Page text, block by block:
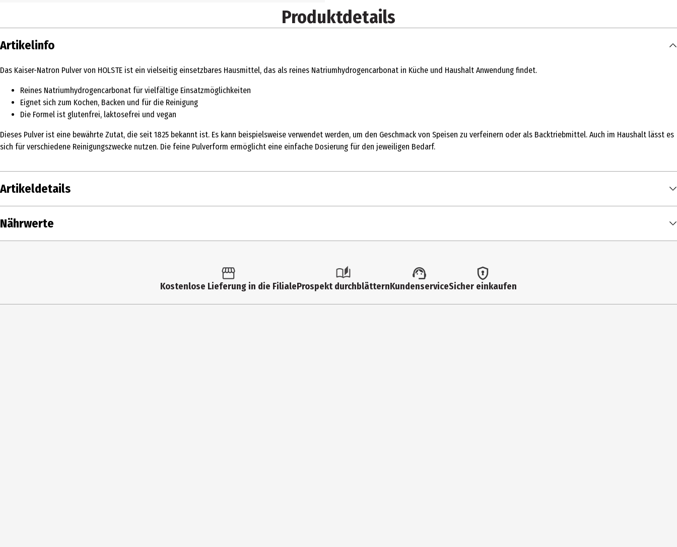
Produktdetails
Artikelinfo
Das Kaiser-Natron Pulver von HOLSTE ist ein vielseitig einsetzbares Hausmittel, das als reines Natriumhydrogencarbonat in Küche und Haushalt Anwendung findet.
Reines Natriumhydrogencarbonat für vielfältige Einsatzmöglichkeiten
Eignet sich zum Kochen, Backen und für die Reinigung
Die Formel ist glutenfrei, laktosefrei und vegan
Dieses Pulver ist eine bewährte Zutat, die seit 1825 bekannt ist. Es kann beispielsweise verwendet werden, um den Geschmack von Speisen zu verfeinern oder als Backtriebmittel. Auch im Haushalt lässt es
sich für verschiedene Reinigungszwecke nutzen. Die feine Pulverform ermöglicht eine einfache Dosierung für den jeweiligen Bedarf.
Artikeldetails
Inhalt
Produkttyp Magen & Darm
Natriumhydrogencarbonat
Nährwerte
Kostenlose Lieferung in die FilialeProspekt durchblätternKundenserviceSicher einkaufen